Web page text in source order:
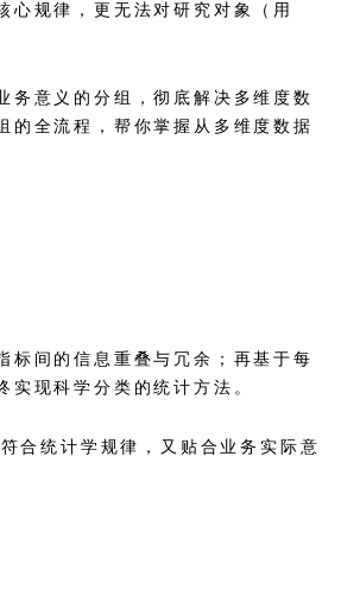
规律，更无法对研究对象（用
务意义的分组，彻底解决多维度数
的全流程，帮你掌握从多维度数据
标间的信息重叠与冗余；再基于每
实现科学分类的统计方法。
合统计学规律，又贴合业务实际意